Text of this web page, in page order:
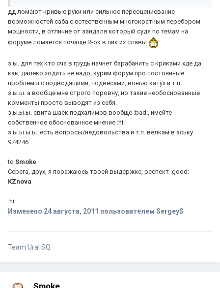
дд ломают кривые руки или сильное переоцениевание
возможностей саба с естественным многократным перебором
мощности, в отличие от зандаля который судя по темам на
форуме ломается почаще R-ок в пик их славы
з.ы. для тех кто сча в грудь начнет барабанить с криками хде да
как, далеко ходить не надо, курим форум про постоянные
проблемы с подводящими, подвесами, вонью катух и т.п.
з.ы.ы. а вообще мне строго поровну, но такие необоснованные
комменты просто выводят из себя.
з.ы.ы.ы. свита шаек подхалимов вообще :bad:, имейте
собственное обоснованное мнение :hi:
з.ы.ы.ы.ы. есть вопросы/недовольства и т.п. велкам в аську
974246
to Smoke
Серега, друх, я поражаюсь твоей выдержке, респект :good:
KZnova
:hi:
Изменено 24 августа, 2011 пользователем SergeyS
Team Ural SQ